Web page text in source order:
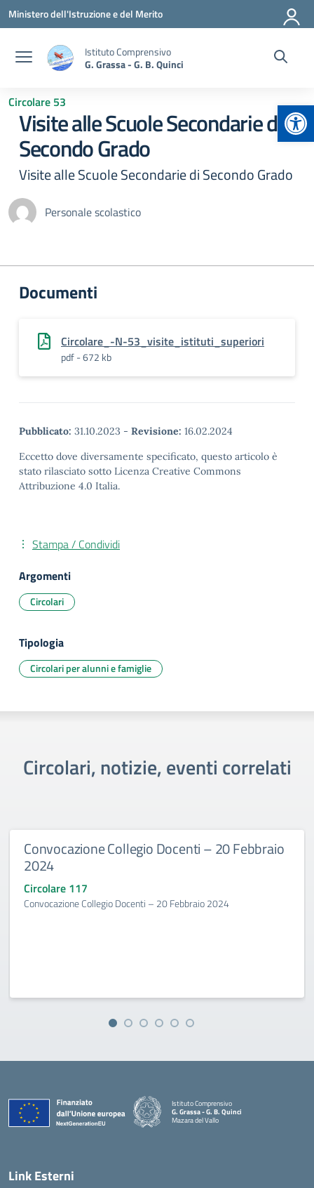
Vai ai contenuti
Vai al menu di navigazione
Vai al footer
Ministero dell'Istruzione e del Merito
Istituto Comprensivo
G. Grassa - G. B. Quinci
Circolare 53
Visite alle Scuole Secondarie di
Secondo Grado
Visite alle Scuole Secondarie di Secondo Grado
Personale scolastico
Documenti
Circolare_-N-53_visite_istituti_superiori
pdf - 672 kb
Pubblicato: 31.10.2023 - Revisione: 16.02.2024
Eccetto dove diversamente specificato, questo articolo è
stato rilasciato sotto Licenza Creative Commons
Attribuzione 4.0 Italia.
Stampa / Condividi
Argomenti
Circolari
Tipologia
Circolari per alunni e famiglie
Circolari, notizie, eventi correlati
Convocazione Collegio Docenti – 20 Febbraio
2024
Circolare 117
Convocazione Collegio Docenti – 20 Febbraio 2024
Istituto Comprensivo
G. Grassa - G. B. Quinci
Mazara del Vallo
Link Esterni